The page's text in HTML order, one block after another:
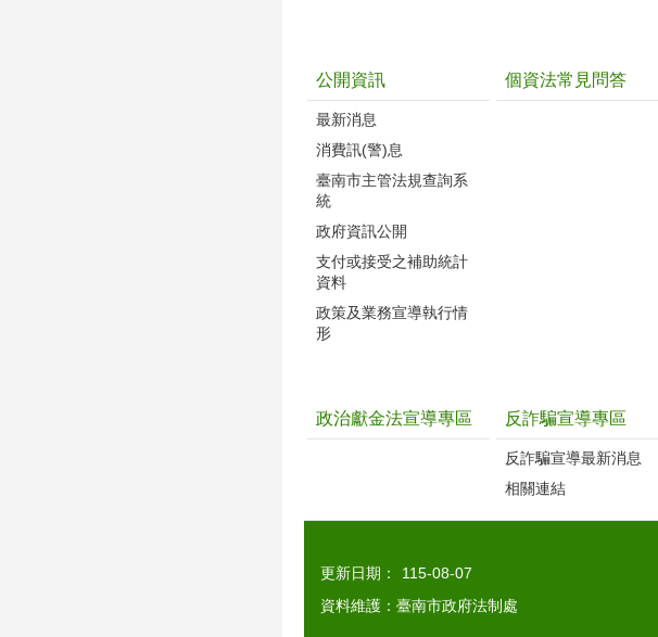
公開資訊
最新消息
消費訊(警)息
臺南市主管法規查詢系
統
政府資訊公開
支付或接受之補助統計
資料
政策及業務宣導執行情
形
個資法常見問答
政治獻金法宣導專區 反詐騙宣導專區
反詐騙宣導最新消息
相關連結
更新日期：
115-08-07
資料維護：臺南市政府法制處